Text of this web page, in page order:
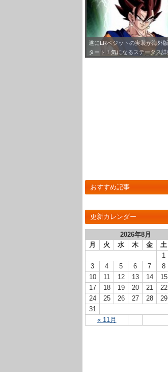
遂にLRベジットの実装が海外
タート！気になるステータス詳
おすすめ記事
更新カレンダー
2026年8月
月
火 水 木 金 土
« 11月
1
3
4 5 6 7 8
10
11 12 13 14 15
17
18 19 20 21 22
24
25 26 27 28 29
31